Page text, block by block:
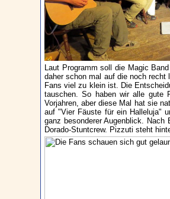
Laut Programm soll die Magic
daher schon mal auf die noch
Fans viel zu klein ist. Die
tauschen. So haben wir alle gute
Vorjahren, aber diese Mal hat sie
auf "Vier Fäuste für ein Halleluja"
ganz besonderer Augenblick.
Dorado-Stuntcrew. Pizzuti steht